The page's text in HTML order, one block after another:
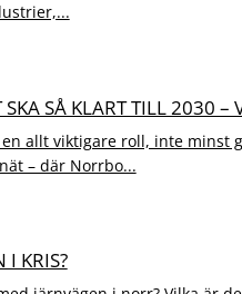
SÅ KLART TILL 2030 –
allt viktigare roll, inte minst
– där Norrbo...
I KRIS?